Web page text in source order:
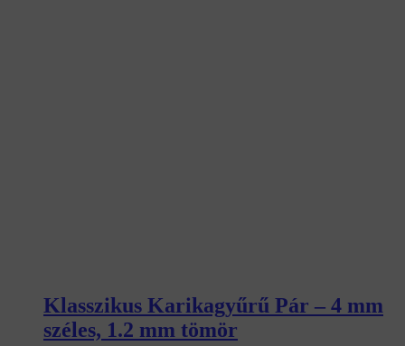
Klasszikus Karikagyűrű Pár – 4 mm
széles, 1.2 mm tömör